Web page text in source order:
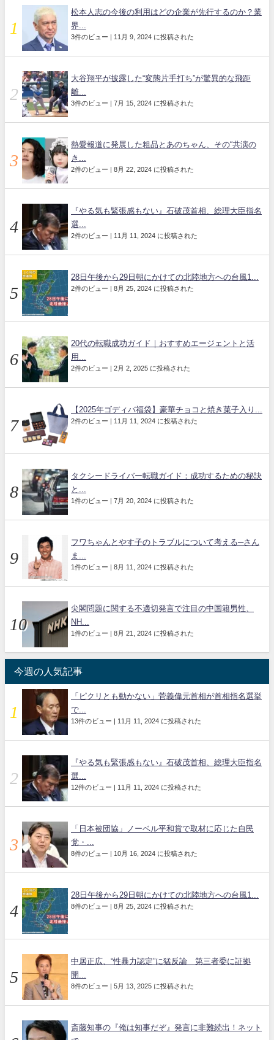
松本人志の今後の利用はどの企業が先行するのか？業
界...
3件のビュー 11月 9, 2024 に投稿された
大谷翔平が披露した“変態片手打ち”が驚異的な飛距
離...
3件のビュー 7月 15, 2024 に投稿された
熱愛報道に発展した粗品とあのちゃん、その“共演の
き...
2件のビュー 8月 22, 2024 に投稿された
『やる気も緊張感もない』石破茂首相、総理大臣指名
選...
2件のビュー 11月 11, 2024 に投稿された
28日午後から29日朝にかけての北陸地方への台風1...
2件のビュー 8月 25, 2024 に投稿された
20代の転職成功ガイド｜おすすめエージェントと活
用...
2件のビュー 2月 2, 2025 に投稿された
【2025年ゴディバ福袋】豪華チョコと焼き菓子入り...
2件のビュー 11月 11, 2024 に投稿された
タクシードライバー転職ガイド：成功するための秘訣
と...
1件のビュー 7月 20, 2024 に投稿された
フワちゃんとやす子のトラブルについて考える─さん
ま...
1件のビュー 8月 11, 2024 に投稿された
尖閣問題に関する不適切発言で注目の中国籍男性、
NH...
1件のビュー 8月 21, 2024 に投稿された
今週の人気記事
「ピクリとも動かない」菅義偉元首相が首相指名選挙
で...
13件のビュー 11月 11, 2024 に投稿された
『やる気も緊張感もない』石破茂首相、総理大臣指名
選...
12件のビュー 11月 11, 2024 に投稿された
「日本被団協」ノーベル平和賞で取材に応じた自民
党・...
8件のビュー 10月 16, 2024 に投稿された
28日午後から29日朝にかけての北陸地方への台風1...
8件のビュー 8月 25, 2024 に投稿された
中居正広、“性暴力認定”に猛反論 第三者委に証拠
開...
8件のビュー 5月 13, 2025 に投稿された
斎藤知事の『俺は知事だぞ』発言に非難続出！ネット